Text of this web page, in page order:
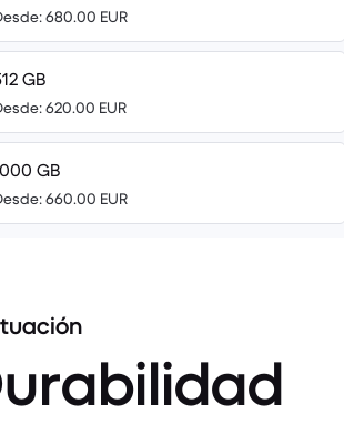
680.00 EUR
GB
620.00 EUR
GB
660.00 EUR